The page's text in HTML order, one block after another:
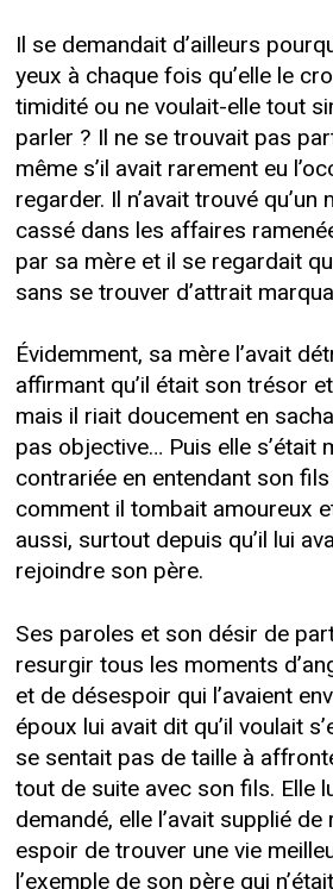
Il se demandait d’ailleurs
yeux à chaque fois qu’elle le
timidité ou ne voulait-elle tout
parler ? Il ne se trouvait pas
même s’il avait rarement eu
regarder. Il n’avait trouvé
cassé dans les affaires
par sa mère et il se regardait
sans se trouver d’attrait
Évidemment, sa mère l’avait
affirmant qu’il était son trésor
mais il riait doucement en
pas objective… Puis elle s’était
contrariée en entendant son
comment il tombait amoureux
aussi, surtout depuis qu’il lui
rejoindre son père.
Ses paroles et son désir de
resurgir tous les moments
et de désespoir qui l’avaient
époux lui avait dit qu’il voulait
se sentait pas de taille à
tout de suite avec son fils. Elle
demandé, elle l’avait supplié
espoir de trouver une vie
l’exemple de son père qui